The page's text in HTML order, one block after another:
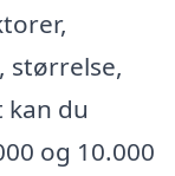
størrelse,
kan du
og 10.000